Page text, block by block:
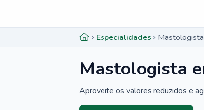
Especialidades
Mastologista
Aproveite os valores reduzidos e